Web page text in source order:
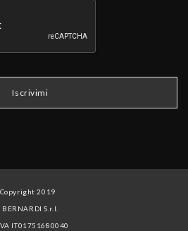
Copyright 2019
BERNARDI S.r.l.
IT01751680040